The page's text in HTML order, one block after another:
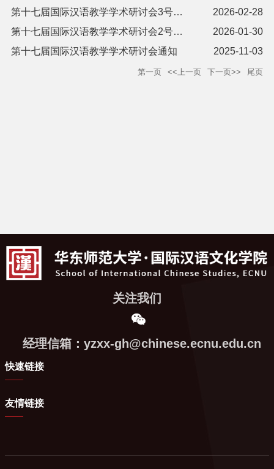
第十七届国际汉语教学学术研讨会3号通知（会务费缴纳)
2026-02-28
第十七届国际汉语教学学术研讨会2号通知
2026-01-30
第十七届国际汉语教学学术研讨会通知
2025-11-03
第一页 <<上一页 下一页>> 尾页
关注我们
经理信箱：yzxx-gh@chinese.ecnu.edu.cn
快速链接
友情链接